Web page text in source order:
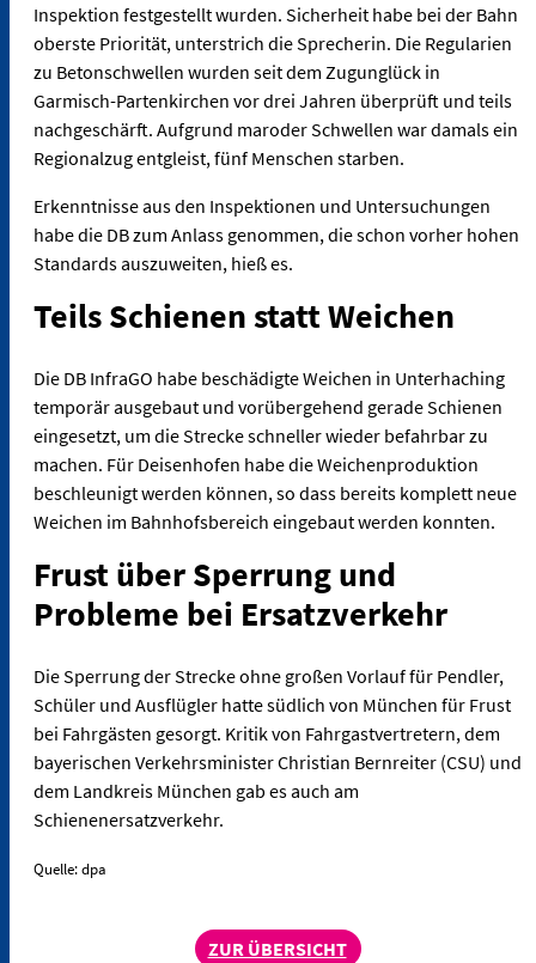
Inspektion festgestellt wurden. Sicherheit habe bei der Bahn
oberste Priorität, unterstrich die Sprecherin. Die Regularien
zu Betonschwellen wurden seit dem Zugunglück in
Garmisch-Partenkirchen vor drei Jahren überprüft und teils
nachgeschärft. Aufgrund maroder Schwellen war damals ein
Regionalzug entgleist, fünf Menschen starben.
Erkenntnisse aus den Inspektionen und Untersuchungen
habe die DB zum Anlass genommen, die schon vorher hohen
Standards auszuweiten, hieß es.
Teils Schienen statt Weichen
Die DB InfraGO habe beschädigte Weichen in Unterhaching
temporär ausgebaut und vorübergehend gerade Schienen
eingesetzt, um die Strecke schneller wieder befahrbar zu
machen. Für Deisenhofen habe die Weichenproduktion
beschleunigt werden können, so dass bereits komplett neue
Weichen im Bahnhofsbereich eingebaut werden konnten.
Frust über Sperrung und
Probleme bei Ersatzverkehr
Die Sperrung der Strecke ohne großen Vorlauf für Pendler,
Schüler und Ausflügler hatte südlich von München für Frust
bei Fahrgästen gesorgt. Kritik von Fahrgastvertretern, dem
bayerischen Verkehrsminister Christian Bernreiter (CSU) und
dem Landkreis München gab es auch am
Schienenersatzverkehr.
Quelle: dpa
ZUR ÜBERSICHT